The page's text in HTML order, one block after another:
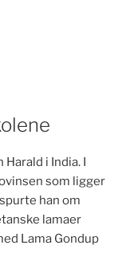
Harald i India. I
som ligger
han om
lamaer
Lama Gondup